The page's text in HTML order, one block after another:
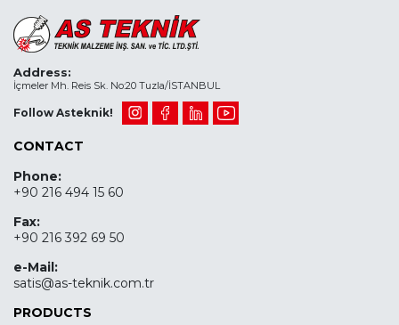
Address:
İçmeler Mh. Reis Sk. No:20 Tuzla/İSTANBUL
Follow Asteknik!
CONTACT
Phone:
+90 216 494 15 60
Fax:
+90 216 392 69 50
e-Mail:
satis@as-teknik.com.tr
PRODUCTS